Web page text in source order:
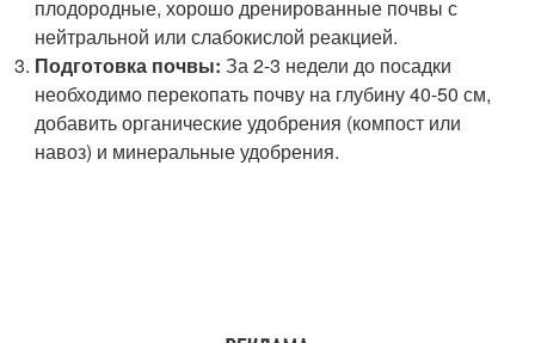
плодородные, хорошо дренированные почвы с
нейтральной или слабокислой реакцией.
Подготовка почвы: За 2-3 недели до посадки
необходимо перекопать почву на глубину 40-50 см,
добавить органические удобрения (компост или
навоз) и минеральные удобрения.